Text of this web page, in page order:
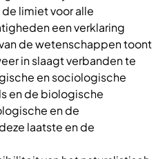
limiet voor alle
een verklaring
de wetenschappen toont
in slaagt verbanden te
en sociologische
en de biologische
en de
laatste en de